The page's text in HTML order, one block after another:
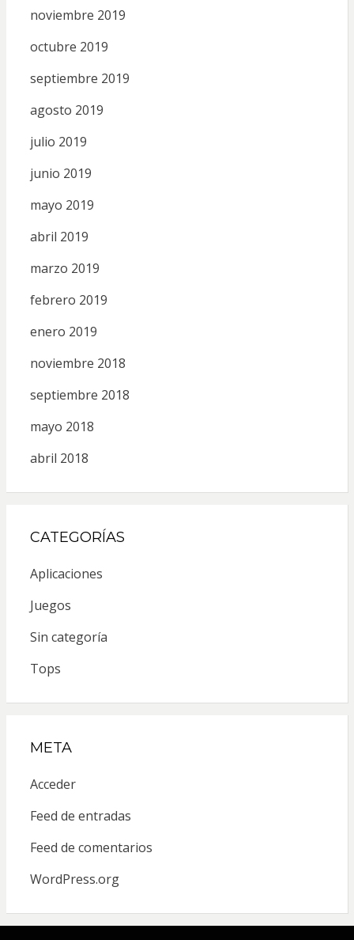
noviembre 2019
octubre 2019
septiembre 2019
agosto 2019
julio 2019
junio 2019
mayo 2019
abril 2019
marzo 2019
febrero 2019
enero 2019
noviembre 2018
septiembre 2018
mayo 2018
abril 2018
CATEGORÍAS
Aplicaciones
Juegos
Sin categoría
Tops
META
Acceder
Feed de entradas
Feed de comentarios
WordPress.org